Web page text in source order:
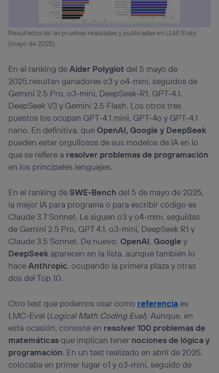
Resultados de las pruebas realizadas y publicadas en LLM Stats
(mayo de 2025)
En el ranking deAider Polyglotdel 5 mayo de
2025,resultan ganadores o3 y o4-mini, seguidos de
Gemini 2.5 Pro, o3-mini, DeepSeek-R1, GPT-4.1,
DeepSeek V3 y Gemini 2.5 Flash. Los otros tres
puestos los ocupan GPT-4.1 mini, GPT-4o y GPT-4.1
nano. En definitiva, que OpenAI, Google y DeepSeek
pueden estar orgullosos de sus modelos de IA en lo
que se refiere a resolver problemas de programación
en los principales lenguajes.
En el ranking deSWE-Bench del 5 de mayo de 2025,
la mejor IA para programa o para escribir código es
Claude 3.7 Sonnet. Le siguen o3 y o4-mini, seguidas
de Gemini 2.5 Pro, GPT 4.1, o3-mini, DeepSeek R1 y
Claude 3.5 Sonnet. De nuevo, OpenAI, Google y
DeepSeek aparecen en la lista, aunque también lo
haceAnthropic, ocupando la primera plaza y otras
dos del Top 10.
Otro test que podemos usar como referenciaes
LMC-Eval (Logical Math Coding Eval). Aunque, en
esta ocasión, consiste en resolver 100 problemas de
matemáticasque implican tener nociones de lógica y
programación. En un test realizado en abril de 2025,
colocaba en primer lugar o1 y o3-mini, seguido de